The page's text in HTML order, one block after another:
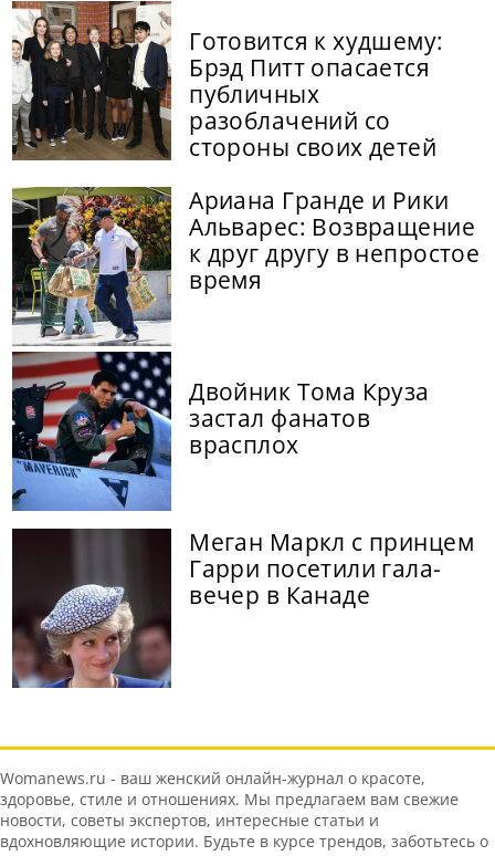
Готовится к худшему:
Брэд Питт опасается
публичных
разоблачений со
стороны своих детей
Ариана Гранде и Рики
Альварес: Возвращение
к друг другу в непростое
время
Двойник Тома Круза
застал фанатов
врасплох
Меган Маркл с принцем
Гарри посетили гала-
вечер в Канаде
Womanews.ru - ваш женский онлайн-журнал о красоте,
здоровье, стиле и отношениях. Мы предлагаем вам свежие
новости, советы экспертов, интересные статьи и
вдохновляющие истории. Будьте в курсе трендов, заботьтесь о